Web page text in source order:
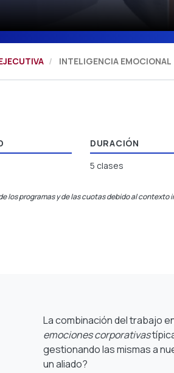
INTELIGENCIA EMOCIONAL
DURACIÓN
5 clases
los programas y de las cuotas debido al
La combinación del trabajo
emociones corporativas
gestionando las mismas a
un aliado?